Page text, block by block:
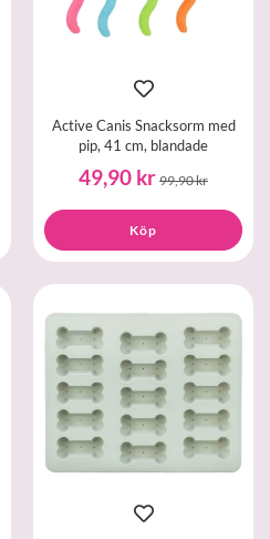
Active Canis Snacksorm med
pip, 41 cm, blandade
49,90 kr 99,90 kr
Köp